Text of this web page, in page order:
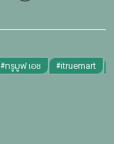
#ทรูมูฟ เอช #itruemart